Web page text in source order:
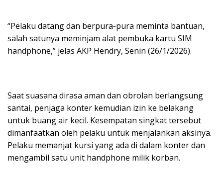
“Pelaku datang dan berpura-pura meminta bantuan,
salah satunya meminjam alat pembuka kartu SIM
handphone,” jelas AKP Hendry, Senin (26/1/2026).
Saat suasana dirasa aman dan obrolan berlangsung
santai, penjaga konter kemudian izin ke belakang
untuk buang air kecil. Kesempatan singkat tersebut
dimanfaatkan oleh pelaku untuk menjalankan aksinya.
Pelaku memanjat kursi yang ada di dalam konter dan
mengambil satu unit handphone milik korban.